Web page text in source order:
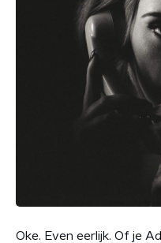
Oke. Even eerlijk. Of je